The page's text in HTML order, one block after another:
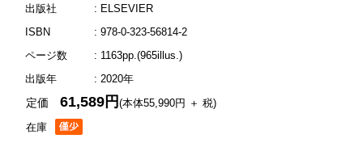
出版社
: ELSEVIER
ISBN
: 978-0-323-56814-2
ページ数
: 1163pp.(965illus.)
出版年
: 2020年
在庫
定価61,589円(本体55,990円 ＋ 税)